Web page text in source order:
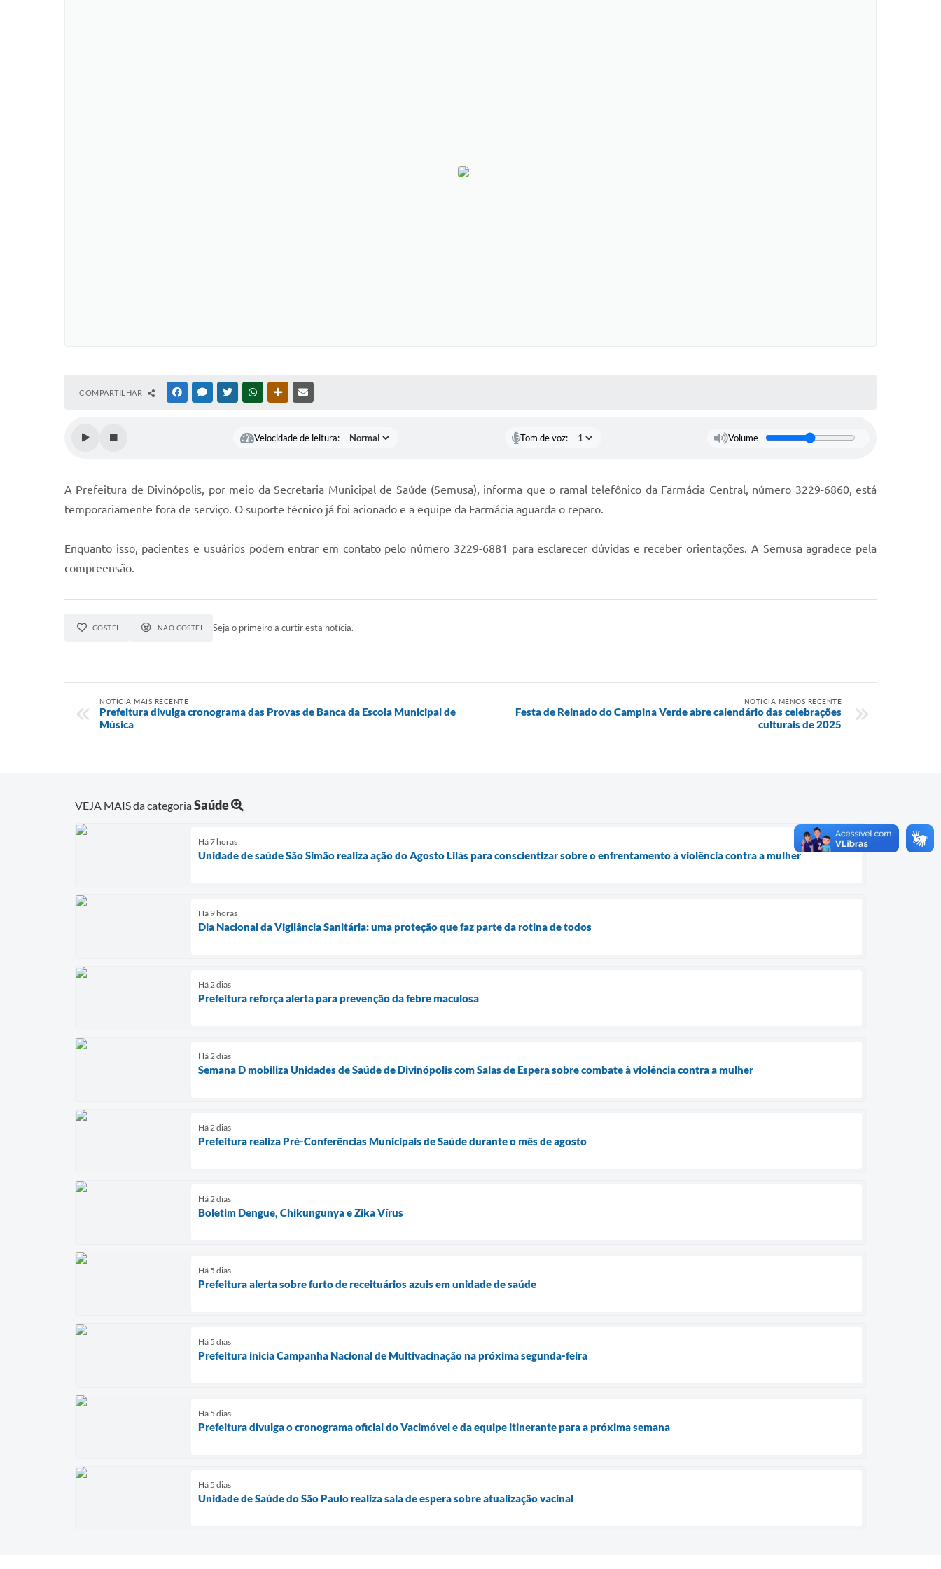
COMPARTILHAR FACEBOOKMESSENGER
TWITTERWHATSAPPOUTRAS MÍDIAS
Velocidade de leitura: Tom de voz: Volume
A Prefeitura de Divinópolis, por meio da Secretaria Municipal de Saúde (Semusa), informa que o ramal telefônico da Farmácia Central, número 3229-6860, está
temporariamente fora de serviço. O suporte técnico já foi acionado e a equipe da Farmácia aguarda o reparo.
Enquanto isso, pacientes e usuários podem entrar em contato pelo número 3229-6881 para esclarecer dúvidas e receber orientações. A Semusa agradece pela
compreensão.
GOSTEI NÃO GOSTEI Seja o primeiro a curtir esta notícia.
NOTÍCIA MAIS RECENTE
Prefeitura divulga cronograma das Provas de Banca da Escola Municipal de
Música
NOTÍCIA MENOS RECENTE
Festa de Reinado do Campina Verde abre calendário das celebrações
culturais de 2025
VEJA MAIS da categoriaSaúde
Há 7 horas
Unidade de saúde São Simão realiza ação do Agosto Lilás para conscientizar sobre o enfrentamento à violência contra a mulher
Há 9 horas
Dia Nacional da Vigilância Sanitária: uma proteção que faz parte da rotina de todos
Há 2 dias
Prefeitura reforça alerta para prevenção da febre maculosa
Há 2 dias
Semana D mobiliza Unidades de Saúde de Divinópolis com Salas de Espera sobre combate à violência contra a mulher
Há 2 dias
Prefeitura realiza Pré-Conferências Municipais de Saúde durante o mês de agosto
Há 2 dias
Boletim Dengue, Chikungunya e Zika Vírus
Há 5 dias
Prefeitura alerta sobre furto de receituários azuis em unidade de saúde
Há 5 dias
Prefeitura inicia Campanha Nacional de Multivacinação na próxima segunda-feira
Há 5 dias
Prefeitura divulga o cronograma oficial do Vacimóvel e da equipe itinerante para a próxima semana
Há 5 dias
Unidade de Saúde do São Paulo realiza sala de espera sobre atualização vacinal